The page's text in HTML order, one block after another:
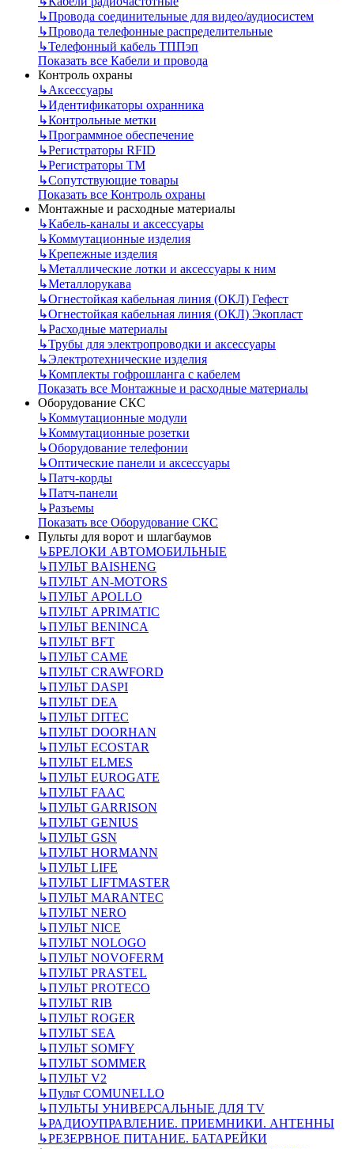
↳Провода соединительные для видео/аудиосистем
↳Провода телефонные распределительные
↳Телефонный кабель ТППэп
Показать все Кабели и провода
Контроль охраны
↳Аксессуары
↳Идентификаторы охранника
↳Контрольные метки
↳Программное обеспечение
↳Регистраторы RFID
↳Регистраторы ТМ
↳Сопутствующие товары
Показать все Контроль охраны
Монтажные и расходные материалы
↳Кабель-каналы и аксессуары
↳Коммутационные изделия
↳Крепежные изделия
↳Металлические лотки и аксессуары к ним
↳Металлорукава
↳Огнестойкая кабельная линия (ОКЛ) Гефест
↳Огнестойкая кабельная линия (ОКЛ) Экопласт
↳Расходные материалы
↳Трубы для электропроводки и аксессуары
↳Электротехнические изделия
↳Комплекты гофрошланга с кабелем
Показать все Монтажные и расходные материалы
Оборудование СКС
↳Коммутационные модули
↳Коммутационные розетки
↳Оборудование телефонии
↳Оптические панели и аксессуары
↳Патч-корды
↳Патч-панели
↳Разъемы
Показать все Оборудование СКС
Пульты для ворот и шлагбаумов
↳БРЕЛОКИ АВТОМОБИЛЬНЫЕ
↳ПУЛЬТ BAISHENG
↳ПУЛЬТ AN-MOTORS
↳ПУЛЬТ APOLLO
↳ПУЛЬТ APRIMATIC
↳ПУЛЬТ BENINCA
↳ПУЛЬТ BFT
↳ПУЛЬТ CAME
↳ПУЛЬТ CRAWFORD
↳ПУЛЬТ DASPI
↳ПУЛЬТ DEA
↳ПУЛЬТ DITEC
↳ПУЛЬТ DOORHAN
↳ПУЛЬТ ECOSTAR
↳ПУЛЬТ ELMES
↳ПУЛЬТ EUROGATE
↳ПУЛЬТ FAAC
↳ПУЛЬТ GARRISON
↳ПУЛЬТ GENIUS
↳ПУЛЬТ GSN
↳ПУЛЬТ HORMANN
↳ПУЛЬТ LIFE
↳ПУЛЬТ LIFTMASTER
↳ПУЛЬТ MARANTEC
↳ПУЛЬТ NERO
↳ПУЛЬТ NICE
↳ПУЛЬТ NOLOGO
↳ПУЛЬТ NOVOFERM
↳ПУЛЬТ PRASTEL
↳ПУЛЬТ PROTECO
↳ПУЛЬТ RIB
↳ПУЛЬТ ROGER
↳ПУЛЬТ SEA
↳ПУЛЬТ SOMFY
↳ПУЛЬТ SOMMER
↳ПУЛЬТ V2
↳Пульт СOMUNELLO
↳ПУЛЬТЫ УНИВЕРСАЛЬНЫЕ ДЛЯ TV
↳РАДИОУПРАВЛЕНИЕ. ПРИЕМНИКИ. АНТЕННЫ
↳РЕЗЕРВНОЕ ПИТАНИЕ. БАТАРЕЙКИ